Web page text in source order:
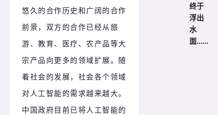
悠久的合作历史和广阔的合作
前景，双方的合作已经从旅
游、教育、医疗、农产品等大
宗产品向更多的领域扩展。随
着社会的发展，社会各个领域
对人工智能的需求越来越大。
中国政府目前已将人工智能的
终于
浮出
水
面......